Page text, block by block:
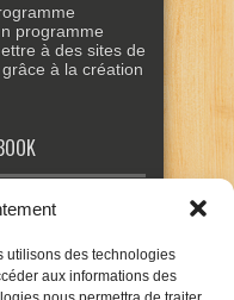
utilisons des technologies
aux informations des
programme
à des sites de
à la création